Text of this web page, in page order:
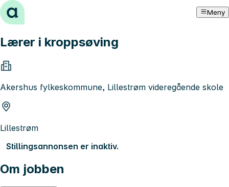
Hopp til innhold Meny
Lærer i kroppsøving
Akershus fylkeskommune, Lillestrøm videregående skole
Lillestrøm
Stillingsannonsen er inaktiv.
Om jobben